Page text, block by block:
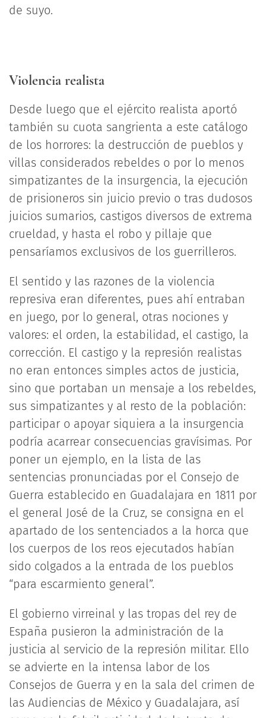
de suyo.
Violencia realista
Desde luego que el ejército realista aportó
también su cuota sangrienta a este catálogo
de los horrores: la destrucción de pueblos y
villas considerados rebeldes o por lo menos
simpatizantes de la insurgencia, la ejecución
de prisioneros sin juicio previo o tras dudosos
juicios sumarios, castigos diversos de extrema
crueldad, y hasta el robo y pillaje que
pensaríamos exclusivos de los guerrilleros.
El sentido y las razones de la violencia
represiva eran diferentes, pues ahí entraban
en juego, por lo general, otras nociones y
valores: el orden, la estabilidad, el castigo, la
corrección. El castigo y la represión realistas
no eran entonces simples actos de justicia,
sino que portaban un mensaje a los rebeldes,
sus simpatizantes y al resto de la población:
participar o apoyar siquiera a la insurgencia
podría acarrear consecuencias gravísimas. Por
poner un ejemplo, en la lista de las
sentencias pronunciadas por el Consejo de
Guerra establecido en Guadalajara en 1811 por
el general José de la Cruz, se consigna en el
apartado de los sentenciados a la horca que
los cuerpos de los reos ejecutados habían
sido colgados a la entrada de los pueblos
“para escarmiento general”.
El gobierno virreinal y las tropas del rey de
España pusieron la administración de la
justicia al servicio de la represión militar. Ello
se advierte en la intensa labor de los
Consejos de Guerra y en la sala del crimen de
las Audiencias de México y Guadalajara, así